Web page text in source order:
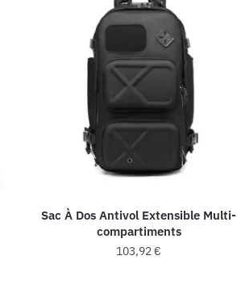
Sac À Dos Antivol Extensible Multi-
compartiments
103,92€